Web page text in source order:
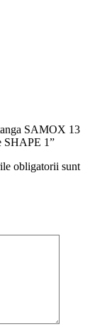
SAMOX 13
SHAPE 1”
obligatorii sunt